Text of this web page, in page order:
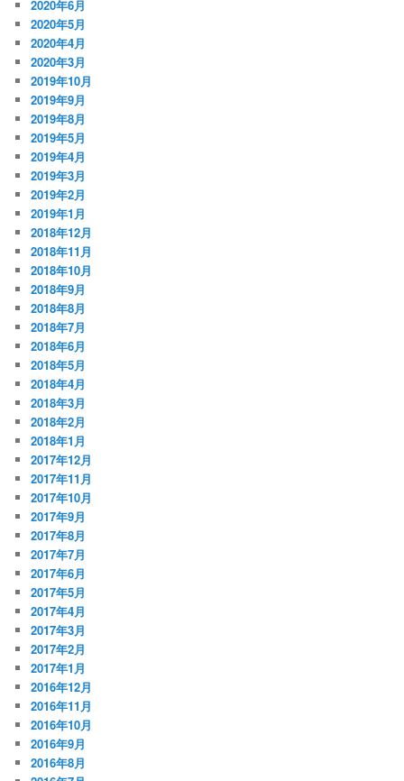
2020年6月
2020年5月
2020年4月
2020年3月
2019年10月
2019年9月
2019年8月
2019年5月
2019年4月
2019年3月
2019年2月
2019年1月
2018年12月
2018年11月
2018年10月
2018年9月
2018年8月
2018年7月
2018年6月
2018年5月
2018年4月
2018年3月
2018年2月
2018年1月
2017年12月
2017年11月
2017年10月
2017年9月
2017年8月
2017年7月
2017年6月
2017年5月
2017年4月
2017年3月
2017年2月
2017年1月
2016年12月
2016年11月
2016年10月
2016年9月
2016年8月